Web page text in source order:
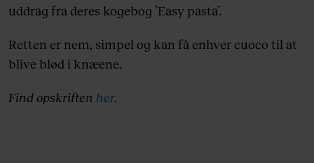
uddrag fra deres kogebog ’Easy pasta’.
Retten er nem, simpel og kan få enhver cuoco til at
blive blød i knæene.
Find opskriften her.